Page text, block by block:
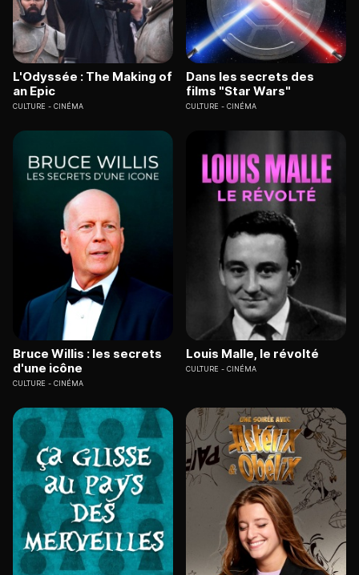
L'Odyssée : The Making of
an Epic
CULTURE CINÉMA
Dans les secrets des
films "Star Wars"
CULTURE CINÉMA
Bruce Willis : les secrets
d'une icône
CULTURE CINÉMA
Louis Malle, le révolté
CULTURE CINÉMA